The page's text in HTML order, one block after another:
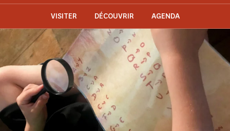
VISITER DÉCOUVRIR AGENDA